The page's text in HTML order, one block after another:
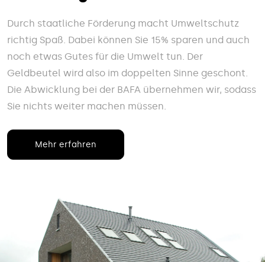
Durch staatliche Förderung macht Umweltschutz
richtig Spaß. Dabei können Sie 15% sparen und auch
noch etwas Gutes für die Umwelt tun. Der
Geldbeutel wird also im doppelten Sinne geschont.
Die Abwicklung bei der BAFA übernehmen wir, sodass
Sie nichts weiter machen müssen.
Mehr erfahren